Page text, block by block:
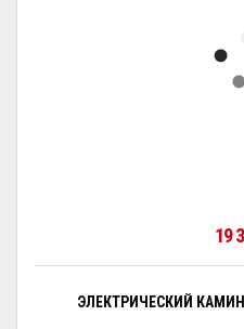
19
ЭЛЕКТРИЧЕСКИЙ КАМИН